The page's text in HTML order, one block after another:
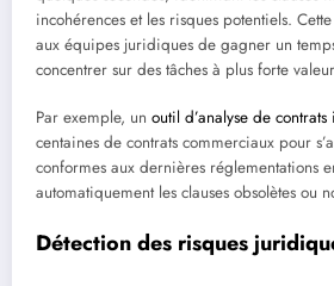
incohérences et les risques potentiels.
aux équipes juridiques de gagner un
concentrer sur des tâches à plus forte
Par exemple, un outil d’analyse de contrats
centaines de contrats commerciaux pour
conformes aux dernières réglementations
automatiquement les clauses obsolètes ou
Détection des risques